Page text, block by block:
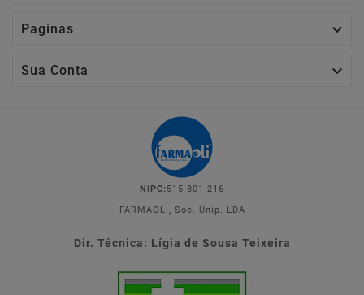
Paginas 
Sua Conta 
NIPC: 515 801 216
FARMAOLI, Soc. Unip. LDA
Dir. Técnica: Lígia de Sousa Teixeira